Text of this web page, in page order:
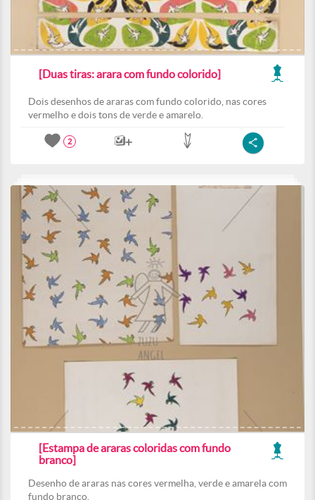
[Duas tiras: arara com fundo colorido]
Dois desenhos de araras com fundo colorido, nas cores
vermelho e dois tons de verde e amarelo.
2
[Estampa de araras coloridas com fundo
branco]
Desenho de araras nas cores vermelha, verde e amarela com
fundo branco.